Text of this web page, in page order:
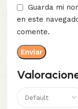
Guarda mi
en este
comente.